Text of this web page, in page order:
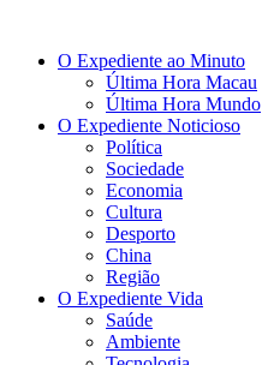
O Expediente ao Minuto
Última Hora Macau
Última Hora Mundo
O Expediente Noticioso
Política
Sociedade
Economia
Cultura
Desporto
China
Região
O Expediente Vida
Saúde
Ambiente